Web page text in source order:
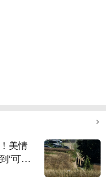
美情
“可能